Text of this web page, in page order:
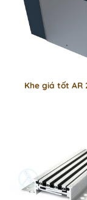
Khe giá tốt AR